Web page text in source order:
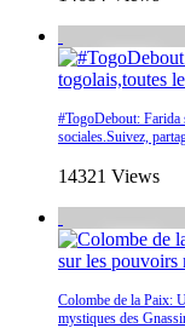
#TogoDebout: Farida
sociales.Suivez,
14321 Views
Colombe de la Paix:
mystiques des